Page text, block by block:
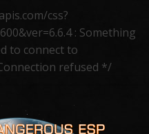
css?
: Something
to connect to
refused */